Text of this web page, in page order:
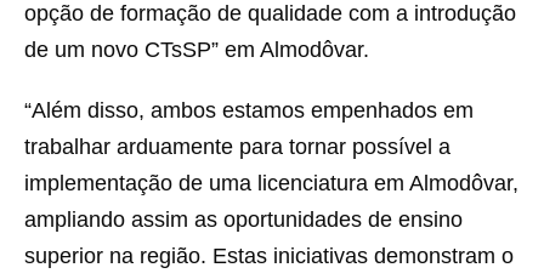
opção de formação de qualidade com a introdução
de um novo CTsSP” em Almodôvar.
“Além disso, ambos estamos empenhados em
trabalhar arduamente para tornar possível a
implementação de uma licenciatura em Almodôvar,
ampliando assim as oportunidades de ensino
superior na região. Estas iniciativas demonstram o